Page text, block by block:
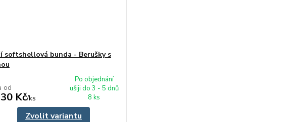
softshellová bunda - Berušky s
od
Kč/ks
Po objednání
ušiji do 3 - 5 dnů
8 ks
Zvolit variantu